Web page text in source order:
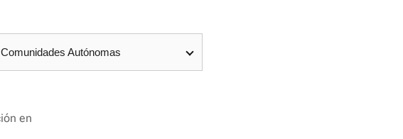
Comunidades Autónomas